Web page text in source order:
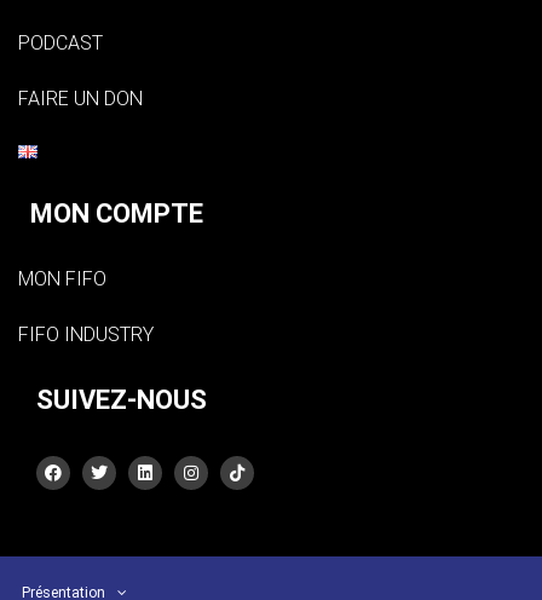
PODCAST
FAIRE UN DON
MON COMPTE
MON FIFO
FIFO INDUSTRY
SUIVEZ-NOUS
Présentation